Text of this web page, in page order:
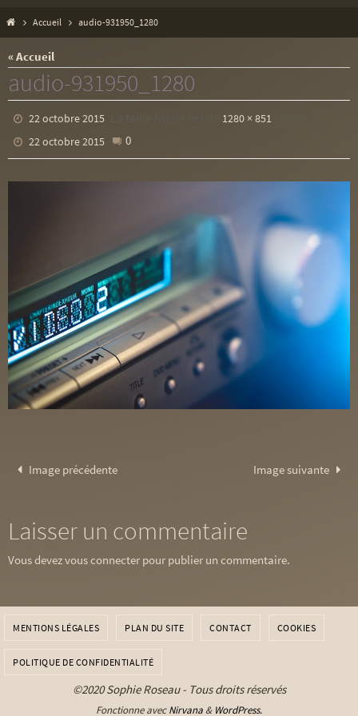
HomeAccueil audio-931950_1280
« Accueil
audio-931950_1280
22 octobre 2015 1280 × 851
22 octobre 2015 0
Image précédente Image suivante
Laisser un commentaire
Vous devezvous connecter pour publier un commentaire.
MENTIONS LÉGALES PLAN DU SITE CONTACT COOKIES
POLITIQUE DE CONFIDENTIALITÉ
©2020 Sophie Roseau - Tous droits réservés
Fonctionne avecNirvana & WordPress.